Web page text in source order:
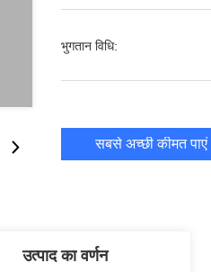
भुगतान विधि:
सबसे अच्छी कीमत पाएं
उत्पाद का वर्णन